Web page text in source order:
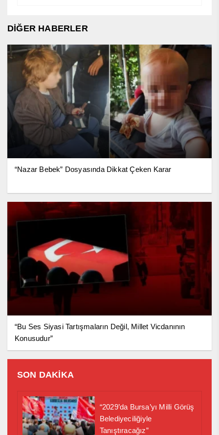
DİĞER HABERLER
“Nazar Bebek” Dosyasında Dikkat Çeken Karar
“Bu Ses Siyasi Tartışmaların Değil, Millet Vicdanının
Konusudur”
SON DAKİKA
“2029’da Bursa’yı Milli Görüş
Belediyeciliğiyle
Tanıştıracağız”